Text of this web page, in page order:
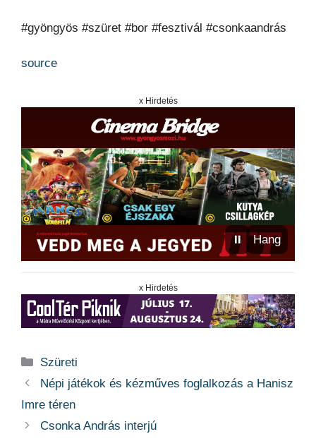
#gyöngyös #szüret #bor #fesztivál #csonkaandrás
source
x Hirdetés
⏸ Hang
x Hirdetés
Kategória
Szüreti
Népi játékok és kézműves foglalkozás a Hanisz
Imre téren
Csonka András interjú